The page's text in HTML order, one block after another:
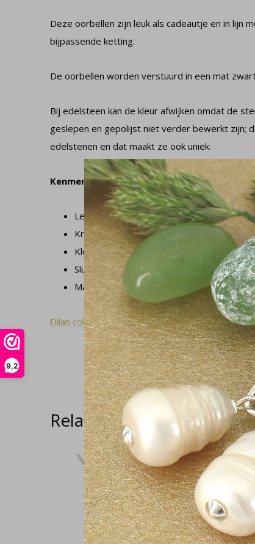
9,2
Deze oorbellen zijn leuk als cadeautje en in lijn
bijpassende ketting.
De oorbellen worden verstuurd in een mat
Bij edelsteen kan de kleur afwijken omdat de
geslepen en gepolijst niet verder bewerkt zijn;
edelstenen en dat maakt ze ook uniek.
Kenmerken
Lengte inclusief oorhaak: 5 cm
Kralen doorsnede: 4 en 6 mm
Kleur kralen: bruin, geel, amber
Sluiting oorbel: gesloten oorhaak
Materiaal: 925 zilver met tijgeroog
Dilan collectie
Related articles